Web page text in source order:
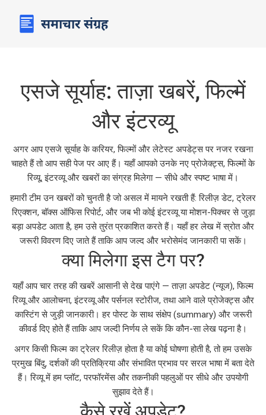
एसजे सूर्याह: ताज़ा खबरें, फिल्में
और इंटरव्यू
अगर आप एसजे सूर्याह के करियर, फिल्मों और लेटेस्ट अपडेट्स पर नजर रखना
चाहते हैं तो आप सही पेज पर आए हैं। यहाँ आपको उनके नए प्रोजेक्ट्स, फिल्मों के
रिव्यू, इंटरव्यू और खबरों का संग्रह मिलेगा — सीधे और स्पष्ट भाषा में।
हमारी टीम उन खबरों को चुनती है जो असल में मायने रखती हैं: रिलीज़ डेट, ट्रेलर
रिएक्शन, बॉक्स ऑफिस रिपोर्ट, और जब भी कोई इंटरव्यू या मोशन-पिक्चर से जुड़ा
बड़ा अपडेट आता है, हम उसे तुरंत प्रकाशित करते हैं। यहाँ हर लेख में स्रोत और
जरूरी विवरण दिए जाते हैं ताकि आप जल्द और भरोसेमंद जानकारी पा सकें।
क्या मिलेगा इस टैग पर?
यहाँ आप चार तरह की खबरें आसानी से देख पाएंगे — ताज़ा अपडेट (न्यूज), फिल्म
रिव्यू और आलोचना, इंटरव्यू और पर्सनल स्टोरीज, तथा आने वाले प्रोजेक्ट्स और
कास्टिंग से जुड़ी जानकारी। हर पोस्ट के साथ संक्षेप (summary) और जरूरी
कीवर्ड दिए होते हैं ताकि आप जल्दी निर्णय ले सकें कि कौन-सा लेख पढ़ना है।
अगर किसी फिल्म का ट्रेलर रिलीज़ होता है या कोई घोषणा होती है, तो हम उसके
प्रमुख बिंदु, दर्शकों की प्रतिक्रिया और संभावित प्रभाव पर सरल भाषा में बता देते
हैं। रिव्यू में हम प्लॉट, परफॉरमेंस और तकनीकी पहलुओं पर सीधे और उपयोगी
सुझाव देते हैं।